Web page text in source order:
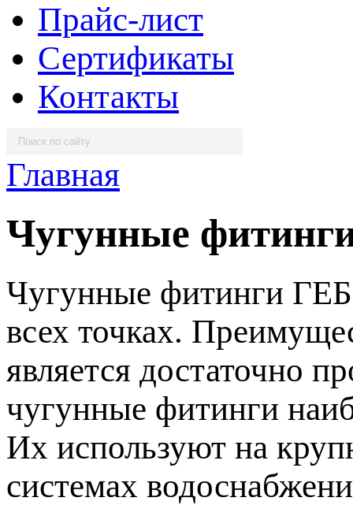
Прайс-лист
Сертификаты
Контакты
Главная
Чугунные
Чугунные фитинги
всех точках.
является достаточно
чугунные фитинги
Их используют на
системах